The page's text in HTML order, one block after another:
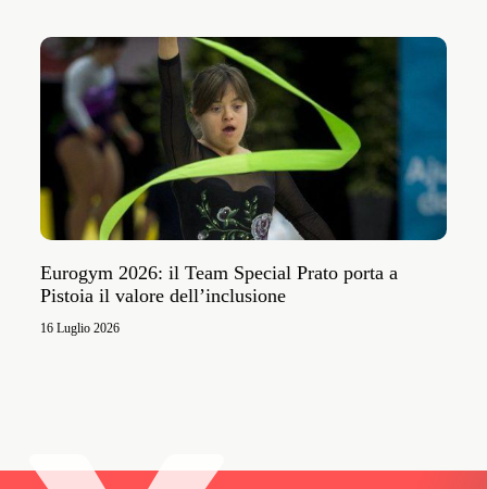
Eurogym 2026: il Team Special Prato porta a
Pistoia il valore dell’inclusione
16 Luglio 2026